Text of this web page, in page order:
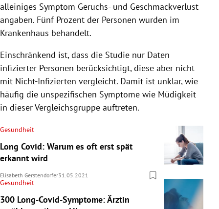
alleiniges Symptom Geruchs- und Geschmackverlust
angaben. Fünf Prozent der Personen wurden im
Krankenhaus behandelt.
Einschränkend ist, dass die Studie nur Daten
infizierter Personen berücksichtigt, diese aber nicht
mit Nicht-Infizierten vergleicht. Damit ist unklar, wie
häufig die unspezifischen Symptome wie Müdigkeit
in dieser Vergleichsgruppe auftreten.
Gesundheit
Long Covid: Warum es oft erst spät
erkannt wird
Elisabeth Gerstendorfer31.05.2021
Gesundheit
300 Long-Covid-Symptome: Ärztin